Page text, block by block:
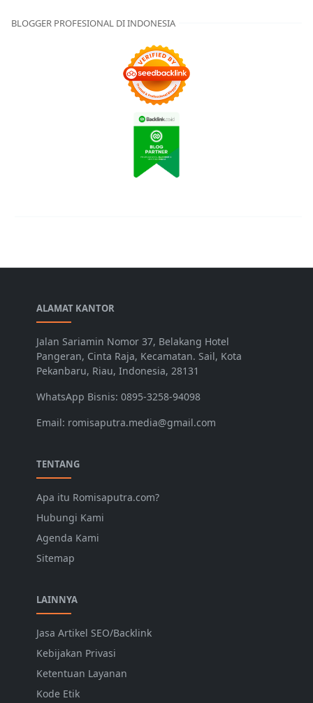
BLOGGER PROFESIONAL DI INDONESIA
ALAMAT KANTOR
Jalan Sariamin Nomor 37, Belakang Hotel
Pangeran, Cinta Raja, Kecamatan. Sail, Kota
Pekanbaru, Riau, Indonesia, 28131
WhatsApp Bisnis: 0895-3258-94098
Email: romisaputra.media@gmail.com
TENTANG
Apa itu Romisaputra.com?
Hubungi Kami
Agenda Kami
Sitemap
LAINNYA
Jasa Artikel SEO/Backlink
Kebijakan Privasi
Ketentuan Layanan
Kode Etik